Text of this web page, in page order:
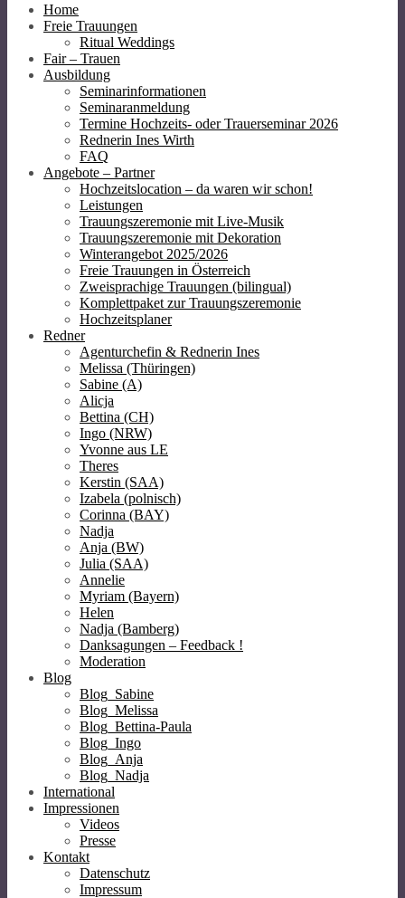
Home
Freie Trauungen
Ritual Weddings
Fair – Trauen
Ausbildung
Seminarinformationen
Seminaranmeldung
Termine Hochzeits- oder Trauerseminar 2026
Rednerin Ines Wirth
FAQ
Angebote – Partner
Hochzeitslocation – da waren wir schon!
Leistungen
Trauungszeremonie mit Live-Musik
Trauungszeremonie mit Dekoration
Winterangebot 2025/2026
Freie Trauungen in Österreich
Zweisprachige Trauungen (bilingual)
Komplettpaket zur Trauungszeremonie
Hochzeitsplaner
Redner
Agenturchefin & Rednerin Ines
Melissa (Thüringen)
Sabine (A)
Alicja
Bettina (CH)
Ingo (NRW)
Yvonne aus LE
Theres
Kerstin (SAA)
Izabela (polnisch)
Corinna (BAY)
Nadja
Anja (BW)
Julia (SAA)
Annelie
Myriam (Bayern)
Helen
Nadja (Bamberg)
Danksagungen – Feedback !
Moderation
Blog
Blog_Sabine
Blog_Melissa
Blog_Bettina-Paula
Blog_Ingo
Blog_Anja
Blog_Nadja
International
Impressionen
Videos
Presse
Kontakt
Datenschutz
Impressum